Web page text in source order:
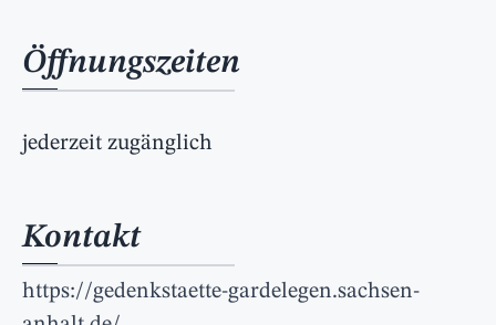
Öffnungszeiten
jederzeit zugänglich
Kontakt
https://gedenkstaette-gardelegen.sachsen-